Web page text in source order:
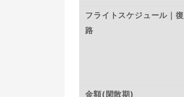
フライトスケジュール｜復
路
金額(閑散期)